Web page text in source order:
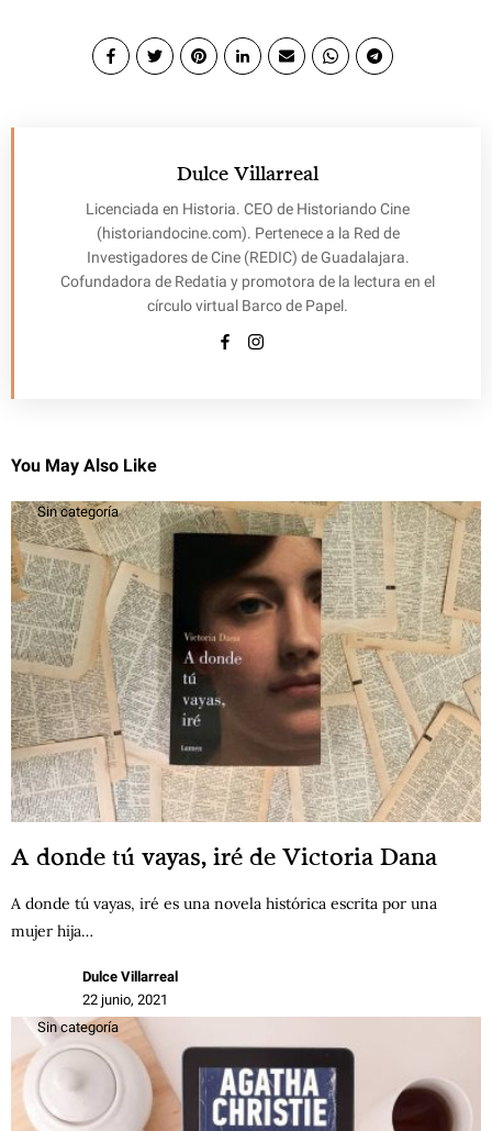
Dulce Villarreal
Licenciada en Historia. CEO de Historiando Cine
(historiandocine.com). Pertenece a la Red de
Investigadores de Cine (REDIC) de Guadalajara.
Cofundadora de Redatia y promotora de la lectura en el
círculo virtual Barco de Papel.
You May Also Like
Sin categoría
A donde tú vayas, iré de Victoria Dana
A donde tú vayas, iré es una novela histórica escrita por una
mujer hija…
Dulce Villarreal
22 junio, 2021
Sin categoría